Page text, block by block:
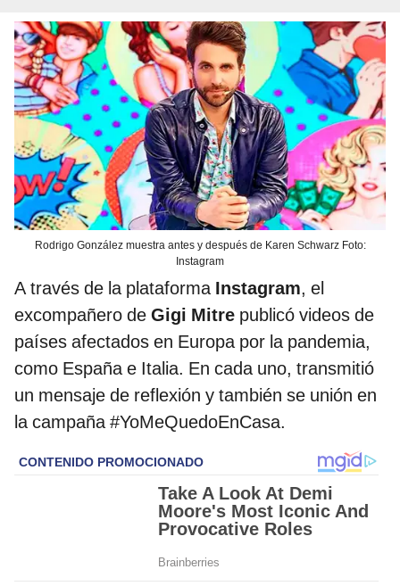
Rodrigo González muestra antes y después de Karen Schwarz Foto:
Instagram
A través de la plataforma Instagram, el
excompañero de Gigi Mitre publicó videos de
países afectados en Europa por la pandemia,
como España e Italia. En cada uno, transmitió
un mensaje de reflexión y también se unión en
la campaña #YoMeQuedoEnCasa.